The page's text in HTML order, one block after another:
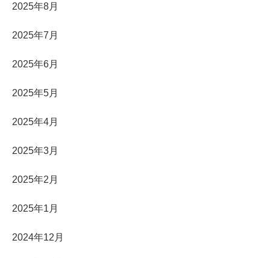
2025年8月
2025年7月
2025年6月
2025年5月
2025年4月
2025年3月
2025年2月
2025年1月
2024年12月